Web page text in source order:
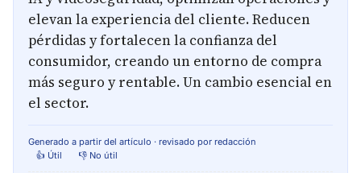
elevan la experiencia del cliente. Reducen
pérdidas y fortalecen la confianza del
consumidor, creando un entorno de compra
más seguro y rentable. Un cambio esencial en
el sector.
Generado a partir del artículo · revisado por redacción
👍 Útil
👎 No útil